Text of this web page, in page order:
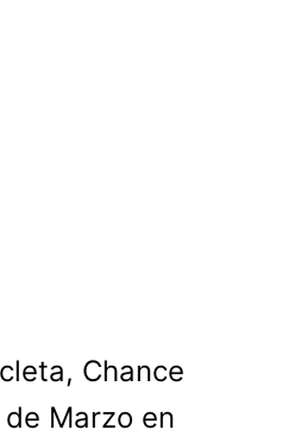
Chance
Marzo en